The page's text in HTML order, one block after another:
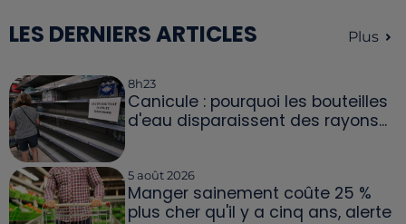
LES DERNIERS ARTICLES Plus
8h23
Canicule : pourquoi les bouteilles
d'eau disparaissent des rayons...
5 août 2026
Manger sainement coûte 25 %
plus cher qu'il y a cinq ans, alerte